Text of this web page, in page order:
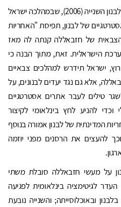
בניגוד למדיניות ישראל במלחמת לבנון השנייה (2006), שבמהלכה ישראל
של לבנון, תפיסת "האחריות
הצבאית של חזבאללה קנתה לה מאז
הישראלית. זאת, מתוך הבנה כי
ישראל תידרש למהלכים צבאיים
אלא גם נגד יעדים לבנונים, על
טילים לעבר אתרים אסטרטגיים
וכדי להניע לחץ בינלאומי לקיצור
המדינתית של לבנון אמורה בנוסף
להעצים את הרסנים מפני יוזמה
על מעשי חזבאללה סובלת משתי
לגיטימציה בינלאומית לפגיעה
ובאוכלוסייתה; והשנייה נובעת